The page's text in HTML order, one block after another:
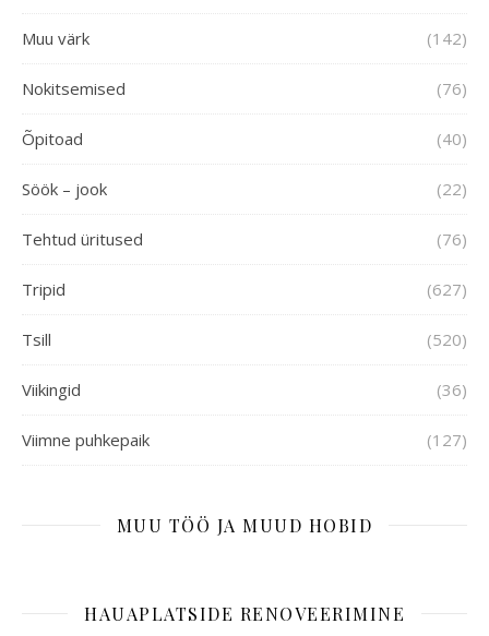
Muu värk (142)
Nokitsemised (76)
Õpitoad (40)
Söök – jook (22)
Tehtud üritused (76)
Tripid (627)
Tsill (520)
Viikingid (36)
Viimne puhkepaik (127)
MUU TÖÖ JA MUUD HOBID
HAUAPLATSIDE RENOVEERIMINE